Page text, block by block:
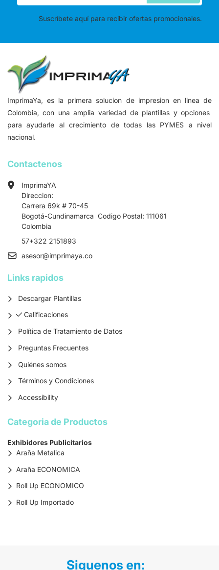
Suscríbete aquí para recibir ofertas promocionales.
ImprimaYa, es la primera solucion de impresion en linea de
Colombia, con una amplia variedad de plantillas y opciones
para ayudarle al crecimiento de todas las PYMES a nivel
nacional.
Contactenos
ImprimaYA
Direccion:
Carrera 69k # 70-45
Bogotá-Cundinamarca Codigo Postal: 111061
Colombia
57+322 2151893
asesor@imprimaya.co
Links rapidos
Descargar Plantillas
Calificaciones
Calificaciones
Política de Tratamiento de Datos
Preguntas Frecuentes
Quiénes somos
Términos y Condiciones
Accessibility
Categoria de Productos
Exhibidores Publicitarios
Araña Metalica
Araña ECONOMICA
Roll Up ECONOMICO
Roll Up Importado
Siguenos en: